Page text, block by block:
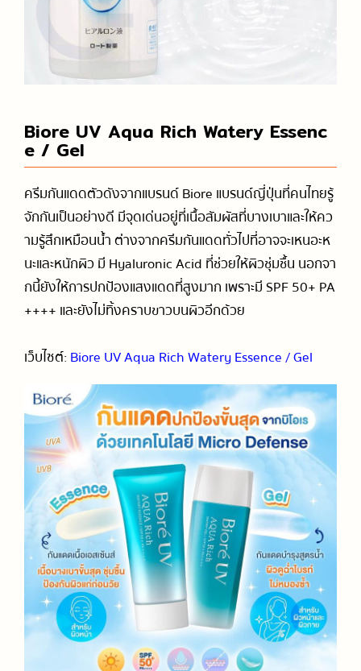
Biore UV Aqua Rich Watery Essenc
e / Gel
ครีมกันแดดตัวดังจากแบรนด์ Biore แบรนด์ญี่ปุ่นที่คนไทยรู้
จักกันเป็นอย่างดี มีจุดเด่นอยู่ที่เนื้อสัมผัสที่บางเบาและให้คว
ามรู้สึกเหมือนน้ำ ต่างจากครีมกันแดดทั่วไปที่อาจจะเหนอะห
นะและหนักผิว มี Hyaluronic Acid ที่ช่วยให้ผิวชุ่มชื้น นอกจา
กนี้ยังให้การปกป้องแสงแดดที่สูงมาก เพราะมี SPF 50+ PA
++++ และยังไม่ทิ้งคราบขาวบนผิวอีกด้วย
เว็บไซต์:Biore UV Aqua Rich Watery Essence / Gel